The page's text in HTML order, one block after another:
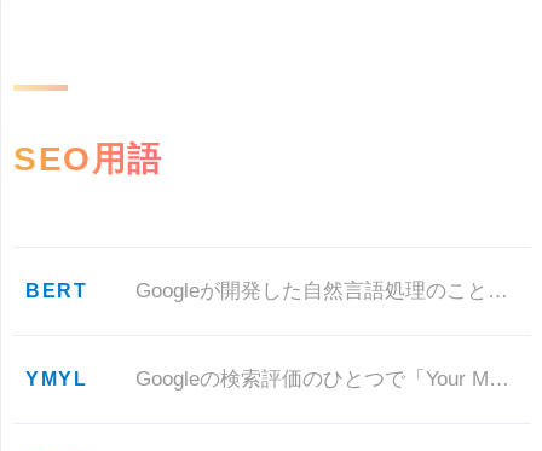
SEO用語
BERT Googleが開発した自然言語処理のことで、2019年12月10日の検索エンジンに導入されました。 自然言語処理とは？
YMYL Googleの検索評価のひとつで「Your Money or Your Life」の頭文字をとった造語になります。 主